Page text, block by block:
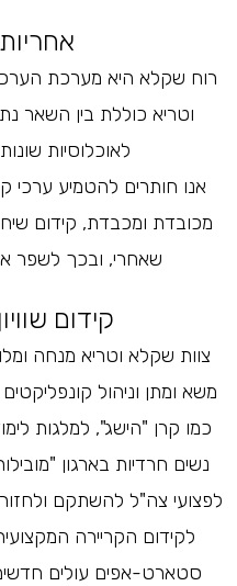
רוח שקלא היא מערכת
וטריא כוללת בין השאר
לאוכלוסיות
אנו חותרים להטמיע ערכי
מכובדת ומכבדת, קידום
שאחרי, ובכך לשפר
קידום
צוות שקלא וטריא מנחה
משא ומתן וניהול
כמו קרן "הישג", למלגות
לפצועי צה"ל להשתקם
לקידום הקריירה
סטארט-אפים עולים